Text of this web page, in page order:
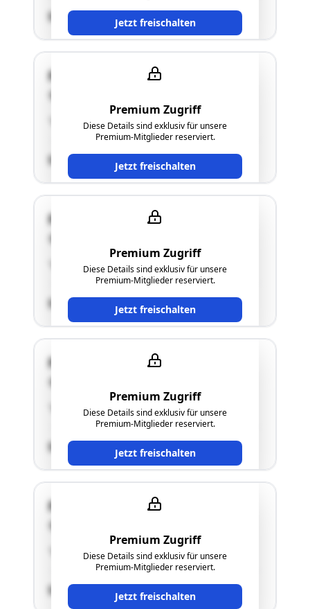
Jetzt freischalten
SCHÄTZWERT
Premium Zugriff
Diese Details sind exklusiv für unsere
Premium-Mitglieder reserviert.
Jetzt freischalten
Fabrikstraße 7
"siehe Langgutachten"
SCHÄTZWERT
Premium Zugriff
Diese Details sind exklusiv für unsere
Premium-Mitglieder reserviert.
Jetzt freischalten
Fabrikstraße 7
"siehe Langgutachten"
SCHÄTZWERT
Premium Zugriff
Diese Details sind exklusiv für unsere
Premium-Mitglieder reserviert.
Jetzt freischalten
Fabrikstraße 7
"siehe Langgutachten"
SCHÄTZWERT
Premium Zugriff
Diese Details sind exklusiv für unsere
Premium-Mitglieder reserviert.
Jetzt freischalten
Fabrikstraße 7
"siehe Langgutachten"
SCHÄTZWERT